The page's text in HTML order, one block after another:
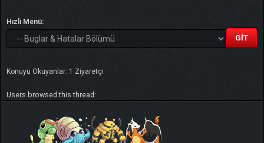
Hızlı Menü:
Konuyu Okuyanlar: 1 Ziyaretçi
Users browsed this thread: